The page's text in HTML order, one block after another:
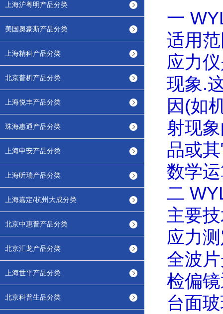
上海沪粤明产品分类
美国奧豪斯产品分类
上海精科产品分类
北京普析产品分类
上海悦丰产品分类
珠海惠通产品分类
上海申安产品分类
上海昕瑞产品分类
上海嘉定/杭州大成分类
北京中惠普产品分类
北京汇龙产品分类
上海世平产品分类
北京科普生品分类
一
适用
应力
现象.
因 (如
射现
品或
数学
二
主要
应力
全波
检偏
台面